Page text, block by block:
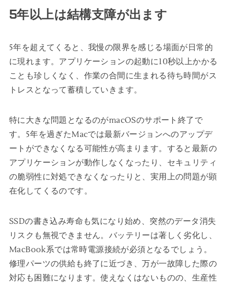
5年以上は結構支障が出ます
5年を超えてくると、我慢の限界を感じる場面が日常的
に現れます。アプリケーションの起動に10秒以上かかる
ことも珍しくなく、作業の合間に生まれる待ち時間がス
トレスとなって蓄積していきます。
特に大きな問題となるのがmacOSのサポート終了で
す。5年を過ぎたMacでは最新バージョンへのアップデ
ートができなくなる可能性が高まります。すると最新の
アプリケーションが動作しなくなったり、セキュリティ
の脆弱性に対処できなくなったりと、実用上の問題が顕
在化してくるのです。
SSDの書き込み寿命も気になり始め、突然のデータ消失
リスクも無視できません。バッテリーは著しく劣化し、
MacBook系では常時電源接続が必須となるでしょう。
修理パーツの供給も終了に近づき、万が一故障した際の
対応も困難になります。使えなくはないものの、生産性